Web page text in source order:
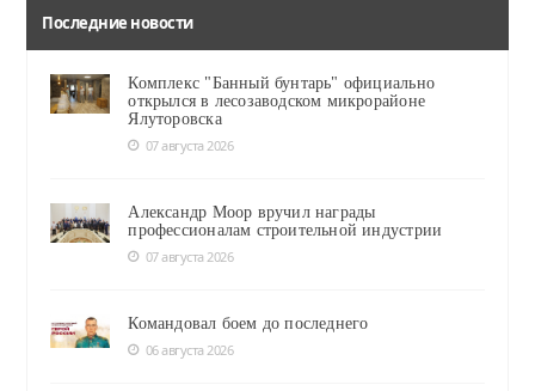
Последние новости
Комплекс "Банный бунтарь" официально
открылся в лесозаводском микрорайоне
Ялуторовска
07 августа 2026
Александр Моор вручил награды
профессионалам строительной индустрии
07 августа 2026
Командовал боем до последнего
06 августа 2026